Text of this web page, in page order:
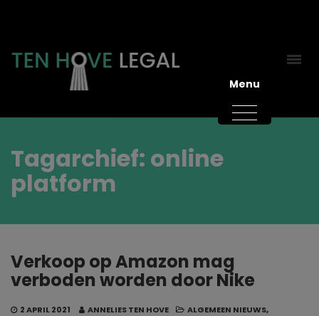
Tagarchief: online
platform
Verkoop op Amazon mag
verboden worden door Nike
2 APRIL 2021 ANNELIES TEN HOVE ALGEMEEN NIEUWS,
Menu